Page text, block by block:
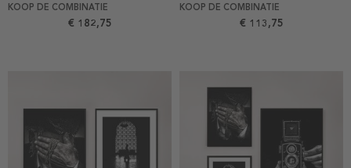
KOOP DE COMBINATIE
€ 182,75
KOOP DE COMBINATIE
€ 113,75